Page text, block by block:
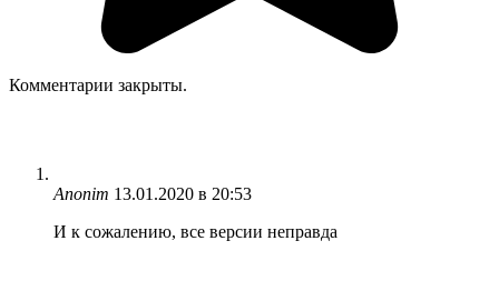
Комментарии закрыты.
Anonim 13.01.2020 в 20:53
И к сожалению, все версии неправда